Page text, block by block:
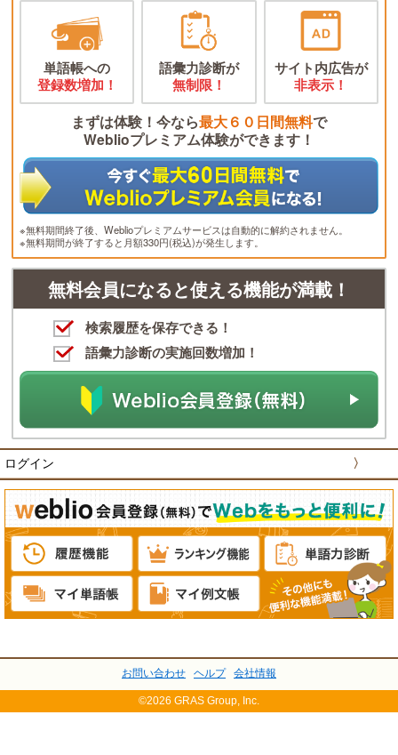
単語帳への
登録数増加！
語彙力診断が
無制限！
サイト内広告が
非表示！
まずは体験！今なら最大６０日間無料で
Weblioプレミアム体験ができます！
※無料期間終了後、Weblioプレミアムサービスは自動的に解約されません。
※無料期間が終了すると月額330円(税込)が発生します。
無料会員になると使える機能が満載！
検索履歴を保存できる！
語彙力診断の実施回数増加！
ログイン 〉
お問い合わせ ヘルプ 会社情報
©2026 GRAS Group, Inc.